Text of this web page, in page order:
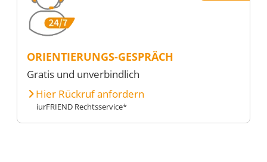
ORIENTIERUNGS-GESPRÄCH
Gratis und unverbindlich
Hier Rückruf anfordern
iurFRIEND Rechtsservice*